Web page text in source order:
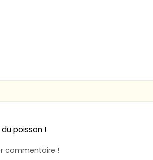
poisson !
commentaire !